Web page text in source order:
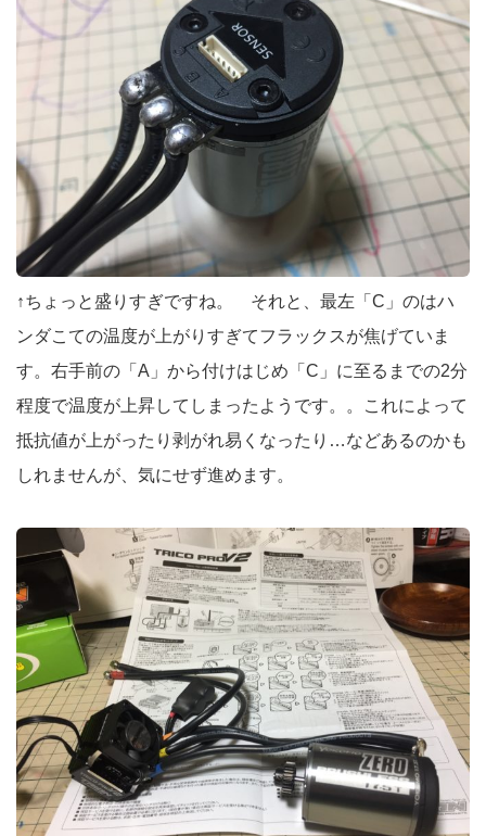
↑ちょっと盛りすぎですね。 それと、最左「C」のはハ
ンダこての温度が上がりすぎてフラックスが焦げていま
す。右手前の「A」から付けはじめ「C」に至るまでの2分
程度で温度が上昇してしまったようです。。これによって
抵抗値が上がったり剥がれ易くなったり…などあるのかも
しれませんが、気にせず進めます。